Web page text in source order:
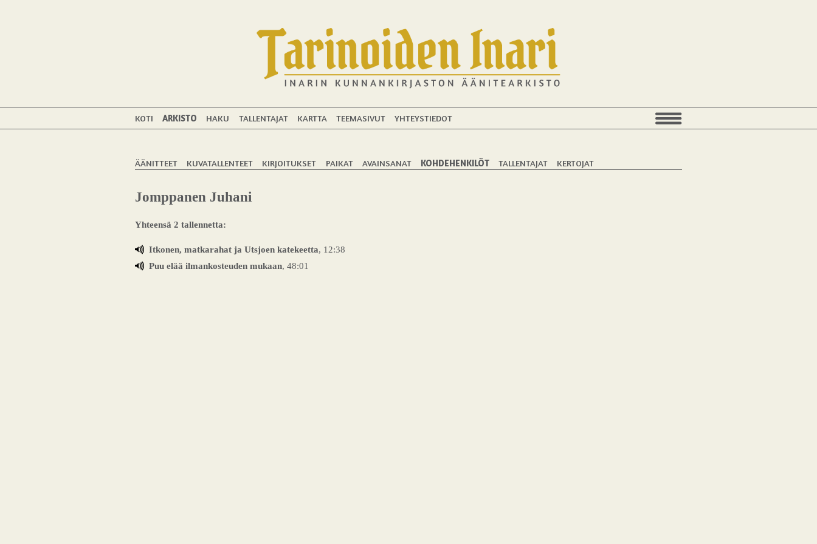
KOTI ARKISTO HAKU TALLENTAJAT KARTTA TEEMASIVUT YHTEYSTIEDOT
ÄÄNITTEET KUVATALLENTEET KIRJOITUKSET PAIKAT AVAINSANAT KOHDEHENKILÖT TALLENTAJAT KERTOJAT
Jomppanen Juhani
Yhteensä 2 tallennetta:
Itkonen, matkarahat ja Utsjoen katekeetta, 12:38
Puu elää ilmankosteuden mukaan, 48:01